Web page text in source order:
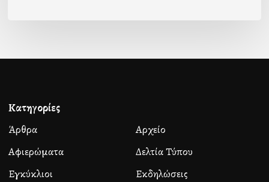
Κατηγορίες
Άρθρα
Αρχείο
Αφιερώματα
Δελτία Τύπου
Εγκύκλιοι
Εκδηλώσεις